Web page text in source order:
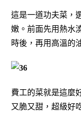
這是一道功夫菜，
嫩。前面先用熱水
時後，再用高溫的
費工的菜就是這麼
又脆又甜，超級好